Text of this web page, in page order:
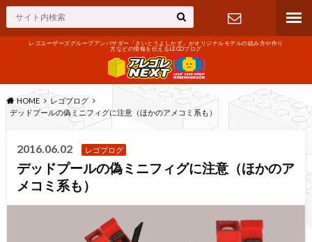
レゴユーザーズグループアンバサダー「さいとうよしかず」がオリジナルモデルの組み方や作り
方などの情報を伝えるLEGOブログ
せ
HOME
レゴブログ
デッドプールの偽ミニフィグに注意（ほかのアメコミ系も）
2016.06.02 レゴブログ
デッドプールの偽ミニフィグに注意（ほかのア
メコミ系も）